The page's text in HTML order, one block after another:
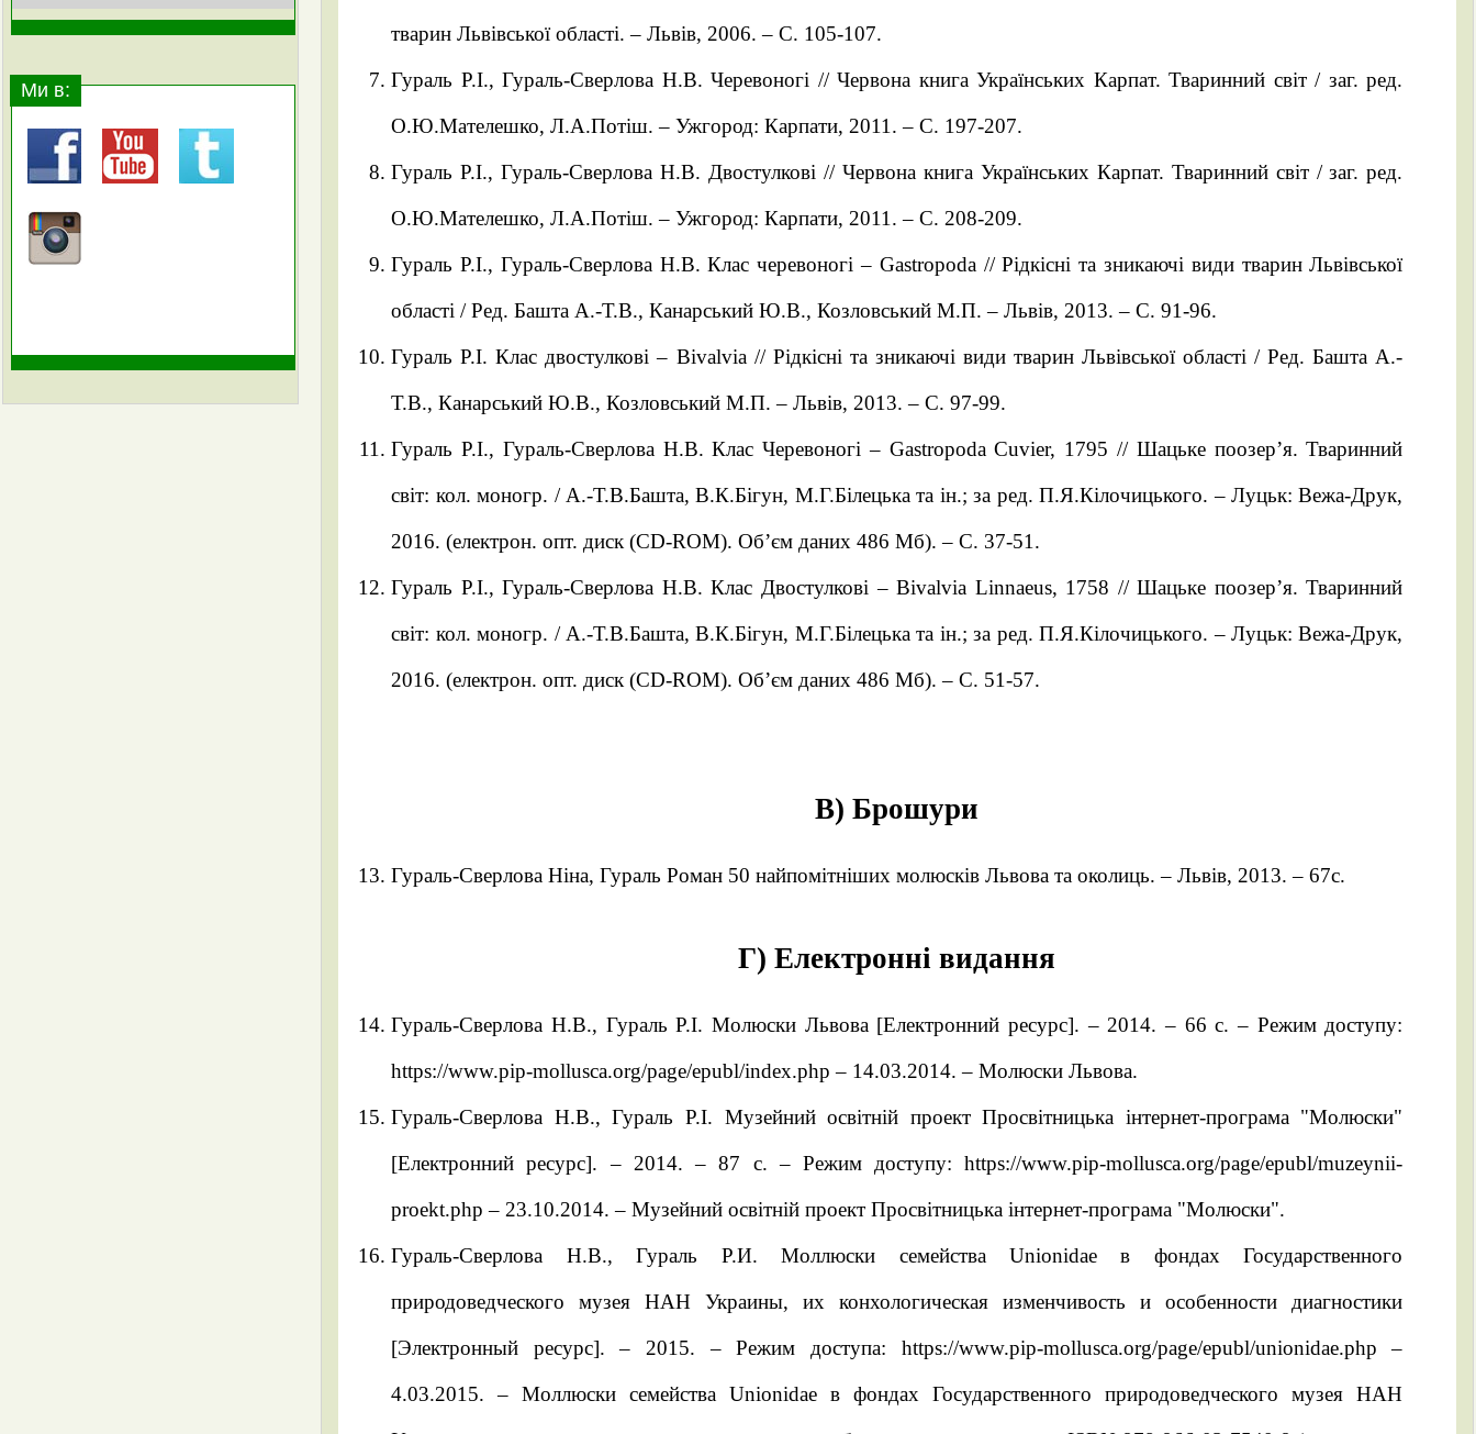
Ми в:
тварин Львівської області. – Львів, 2006. – С. 105-107.
Гураль Р.І., Гураль-Сверлова Н.В. Черевоногі // Червона книга Українських Карпат. Тваринний світ / заг. ред.
О.Ю.Мателешко, Л.А.Потіш. – Ужгород: Карпати, 2011. – C. 197-207.
Гураль Р.І., Гураль-Сверлова Н.В. Двостулкові // Червона книга Українських Карпат. Тваринний світ / заг. ред.
О.Ю.Мателешко, Л.А.Потіш. – Ужгород: Карпати, 2011. – C. 208-209.
Гураль Р.І., Гураль-Сверлова Н.В. Клас черевоногі – Gastropoda // Рідкісні та зникаючі види тварин Львівської
області / Ред. Башта А.-Т.В., Канарський Ю.В., Козловський М.П. – Львів, 2013. – С. 91-96.
Гураль Р.І. Клас двостулкові – Bivalvia // Рідкісні та зникаючі види тварин Львівської області / Ред. Башта А.-
Т.В., Канарський Ю.В., Козловський М.П. – Львів, 2013. – С. 97-99.
Гураль Р.І., Гураль-Сверлова Н.В. Клас Черевоногі – Gastropoda Cuvier, 1795 // Шацьке поозер’я. Тваринний
світ: кол. моногр. / А.-Т.В.Башта, В.К.Бігун, М.Г.Білецька та ін.; за ред. П.Я.Кілочицького. – Луцьк: Вежа-Друк,
2016. (електрон. опт. диск (CD-ROM). Об’єм даних 486 Мб). – С. 37-51.
Гураль Р.І., Гураль-Сверлова Н.В. Клас Двостулкові – Bivalvia Linnaeus, 1758 // Шацьке поозер’я. Тваринний
світ: кол. моногр. / А.-Т.В.Башта, В.К.Бігун, М.Г.Білецька та ін.; за ред. П.Я.Кілочицького. – Луцьк: Вежа-Друк,
2016. (електрон. опт. диск (CD-ROM). Об’єм даних 486 Мб). – С. 51-57.
В) Брошури
Гураль-Сверлова Ніна, Гураль Роман 50 найпомітніших молюсків Львова та околиць. – Львів, 2013. – 67с.
Г) Електронні видання
Гураль-Сверлова Н.В., Гураль Р.І. Молюски Львова [Електронний ресурс]. – 2014. – 66 с. – Режим доступу:
https://www.pip-mollusca.org/page/epubl/index.php – 14.03.2014. – Молюски Львова.
Гураль-Сверлова Н.В., Гураль Р.І. Музейний освітній проект Просвітницька інтернет-програма "Молюски"
[Електронний ресурс]. – 2014. – 87 с. – Режим доступу:https://www.pip-mollusca.org/page/epubl/muzeynii-
proekt.php – 23.10.2014. – Музейний освітній проект Просвітницька інтернет-програма "Молюски".
Гураль-Сверлова Н.В., Гураль Р.И. Моллюски семейства Unionidae в фондах Государственного
природоведческого музея НАН Украины, их конхологическая изменчивость и особенности диагностики
[Электронный ресурс]. – 2015. – Режим доступа: https://www.pip-mollusca.org/page/epubl/unionidae.php –
4.03.2015. – Моллюски семейства Unionidae в фондах Государственного природоведческого музея НАН